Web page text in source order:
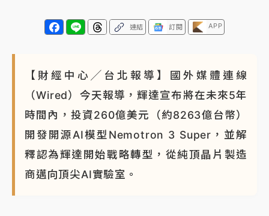
雨熱區曝
連結 訂閱 APP
【財經中心╱台北報導】國外媒體連線
（Wired）今天報導，輝達宣布將在未來5年
時間內，投資260億美元（約8263億台幣）
開發開源AI模型Nemotron 3 Super，並解
釋認為輝達開始戰略轉型，從純頂晶片製造
商邁向頂尖AI實驗室。